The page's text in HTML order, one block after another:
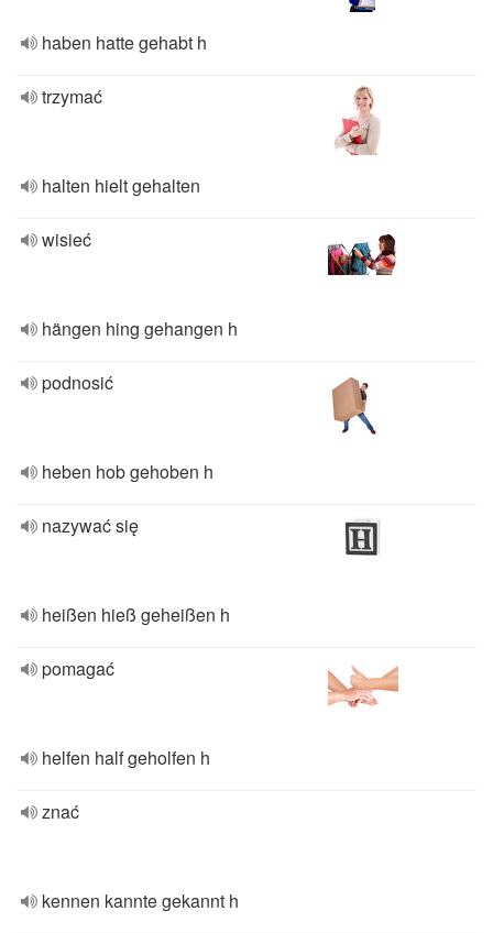
haben hatte gehabt h
trzymać
halten hielt gehalten
wisieć
hängen hing gehangen h
podnosić
heben hob gehoben h
nazywać się
heißen hieß geheißen h
pomagać
helfen half geholfen h
znać
kennen kannte gekannt h